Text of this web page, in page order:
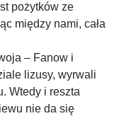
pożytków ze
między nami, cała
– Fanow i
lizusy, wyrwali
Wtedy i reszta
nie da się